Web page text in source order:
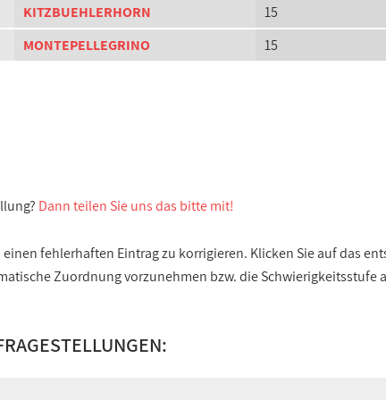
KITZBUEHLERHORN
15
MONTEPELLEGRINO 15
Dann teilen Sie uns das bitte mit!
fehlerhaften Eintrag zu korrigieren. Klicken Sie auf das
Zuordnung vorzunehmen bzw. die Schwierigkeitsstufe